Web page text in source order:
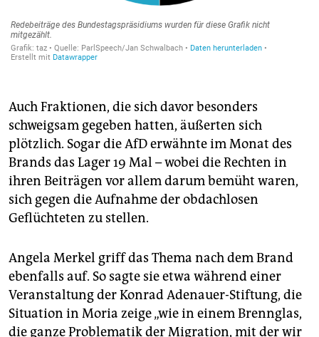
Auch Fraktionen, die sich davor besonders
schweigsam gegeben hatten, äußerten sich
plötzlich. Sogar die AfD erwähnte im Monat des
Brands das Lager 19 Mal – wobei die Rechten in
ihren Beiträgen vor allem darum bemüht waren,
sich gegen die Aufnahme der obdachlosen
Geflüchteten zu stellen.
Angela Merkel griff das Thema nach dem Brand
ebenfalls auf. So sagte sie etwa während einer
Veranstaltung der Konrad Adenauer-Stiftung, die
Situation in Moria zeige „wie in einem Brennglas,
die ganze Problematik der Migration, mit der wir